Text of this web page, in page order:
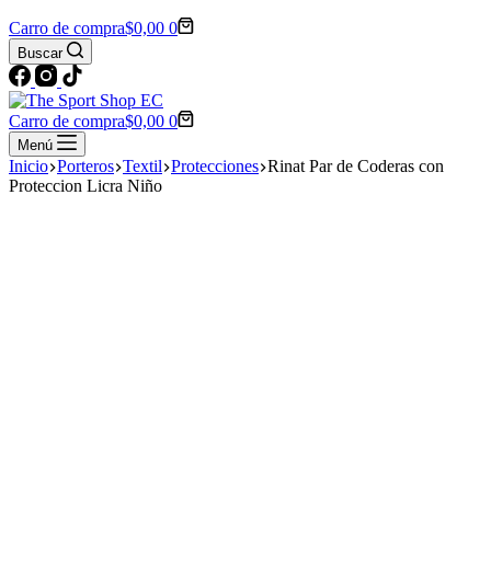
Carro de compra$0,00 0
Buscar
Carro de compra$0,00 0
Menú
Inicio Porteros Textil Protecciones Rinat Par de Coderas con
Proteccion Licra Niño